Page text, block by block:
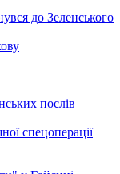
до Зеленського
послів
спецоперації